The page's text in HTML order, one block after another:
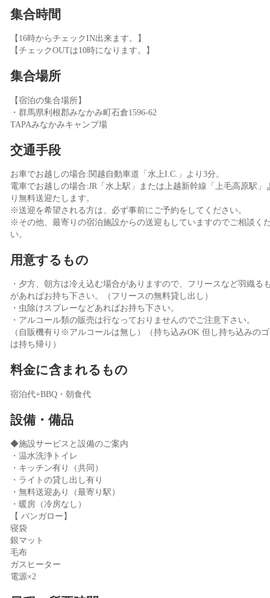
集合時間
【16時からチェックIN出来ます。】
【チェックOUTは10時になります。】
集合場所
【宿泊の集合場所】
・群馬県利根郡みなかみ町石倉1596-62
TAPAみなかみキャンプ場
交通手段
お車でお越しの場合:関越自動車道「水上I.C.」より3分。
電車でお越しの場合:JR「水上駅」または上越新幹線「上毛高原駅」
り無料送迎たします。
※送迎を希望される方は、必ず事前にご予約をしてください。
※その他、最寄りの宿泊施設からの送迎もしていますのでご相談く
い。
用意するもの
・夕方、朝方は冷え込む場合がありますので、フリースなど羽織る
があればお持ち下さい。（フリースの無料貸し出し）
・虫除けスプレーなどあればお持ち下さい。
・アルコール類の販売は行なっておりませんのでご注意下さい。
（自販機有り※アルコールは無し）（持ち込みOK 但し持ち込みの
は持ち帰り）
料金に含まれるもの
宿泊代+BBQ・朝食代
設備・備品
◆施設サービスと設備のご案内
・温水洗浄トイレ
・キッチン有り（共同）
・ライトの貸し出し有り
・無料送迎あり（最寄り駅）
・暖房（冷房なし）
【 バンガロー】
寝袋
銀マット
毛布
ガスヒーター
電源×2